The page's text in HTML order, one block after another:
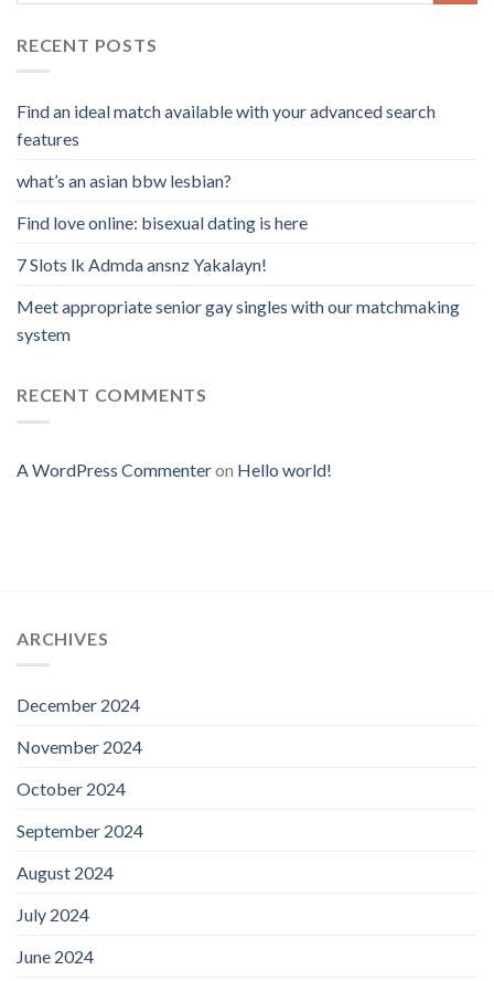
RECENT POSTS
Find an ideal match available with your advanced search
features
what’s an asian bbw lesbian?
Find love online: bisexual dating is here
7 Slots lk Admda ansnz Yakalayn!
Meet appropriate senior gay singles with our matchmaking
system
RECENT COMMENTS
A WordPress Commenteron Hello world!
ARCHIVES
December 2024
November 2024
October 2024
September 2024
August 2024
July 2024
June 2024